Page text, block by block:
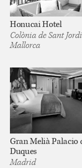
Honucai Hotel
Colònia de Sant
Mallorca
Gran Melià Palacio
Duques
Madrid